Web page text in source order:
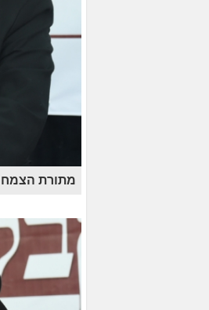
מתורת